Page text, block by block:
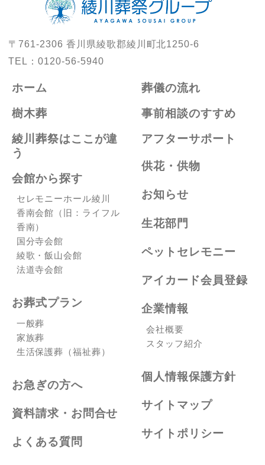
〒761-2306 香川県綾歌郡綾川町北1250-6
TEL：0120-56-5940
ホーム
樹木葬
綾川葬祭はここが違
う
会館から探す
セレモニーホール綾川
香南会館（旧：ライフル
香南）
国分寺会館
綾歌・飯山会館
法道寺会館
お葬式プラン
一般葬
家族葬
生活保護葬（福祉葬）
お急ぎの方へ
資料請求・お問合せ
よくある質問
葬儀の流れ
事前相談のすすめ
アフターサポート
供花・供物
お知らせ
生花部門
ペットセレモニー
アイカード会員登録
企業情報
会社概要
スタッフ紹介
個人情報保護方針
サイトマップ
サイトポリシー